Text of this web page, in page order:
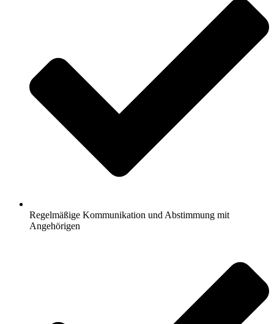
Regelmäßige Kommunikation und Abstimmung mit
Angehörigen